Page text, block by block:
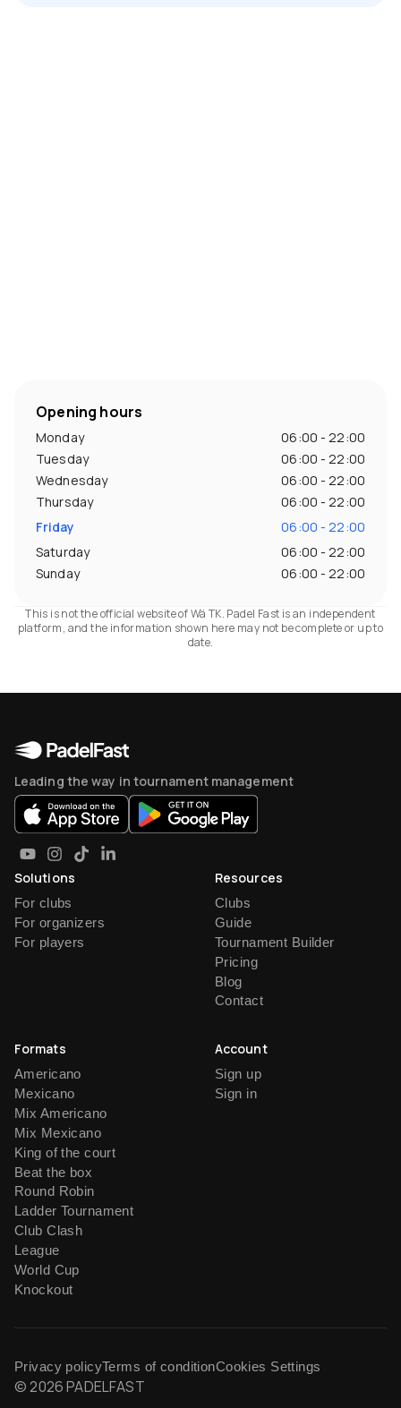
Opening hours
Monday
06:00 - 22:00
Tuesday
06:00 - 22:00
Wednesday
06:00 - 22:00
Thursday
06:00 - 22:00
Friday
06:00 - 22:00
Saturday
06:00 - 22:00
Sunday
06:00 - 22:00
This is not the official website of Wä TK. Padel Fast is an independent
platform, and the information shown here may not be complete or up to
date.
Leading the way in tournament management
Solutions
For clubs
For organizers
For players
Resources
Clubs
Guide
Tournament Builder
Pricing
Blog
Contact
Formats
Americano
Mexicano
Mix Americano
Mix Mexicano
King of the court
Beat the box
Round Robin
Ladder Tournament
Club Clash
League
World Cup
Knockout
Account
Sign up
Sign in
© 2026 PADELFAST
Privacy policyTerms of conditionCookies Settings